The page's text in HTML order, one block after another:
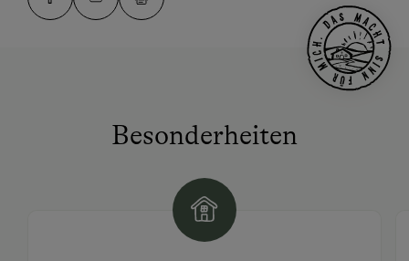
Besonderheiten